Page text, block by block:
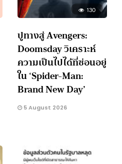
130
ปูทางสู่ Avengers:
Doomsday วิเคราะห์
ความเป็นไปได้ที่ซ่อนอยู่
ใน ‘Spider-Man:
Brand New Day’
5 August 2026